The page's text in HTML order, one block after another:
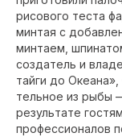
рисового теста
минтая с
минтаем,
создатель и
тайги до
тельное из рыбы
результате
профессионалов